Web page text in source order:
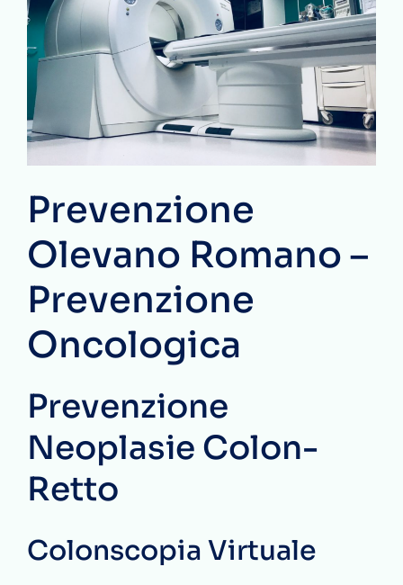
Prevenzione
Olevano Romano –
Prevenzione
Oncologica
Prevenzione
Neoplasie Colon-
Retto
Colonscopia Virtuale